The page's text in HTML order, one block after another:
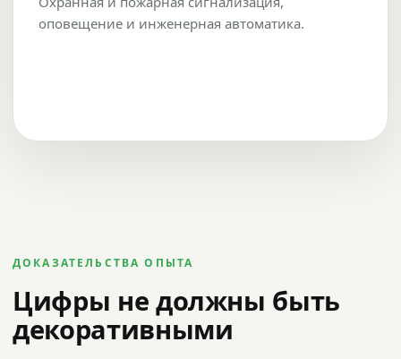
оповещение и инженерная автоматика.
ДОКАЗАТЕЛЬСТВА ОПЫТА
Цифры не должны быть
декоративными